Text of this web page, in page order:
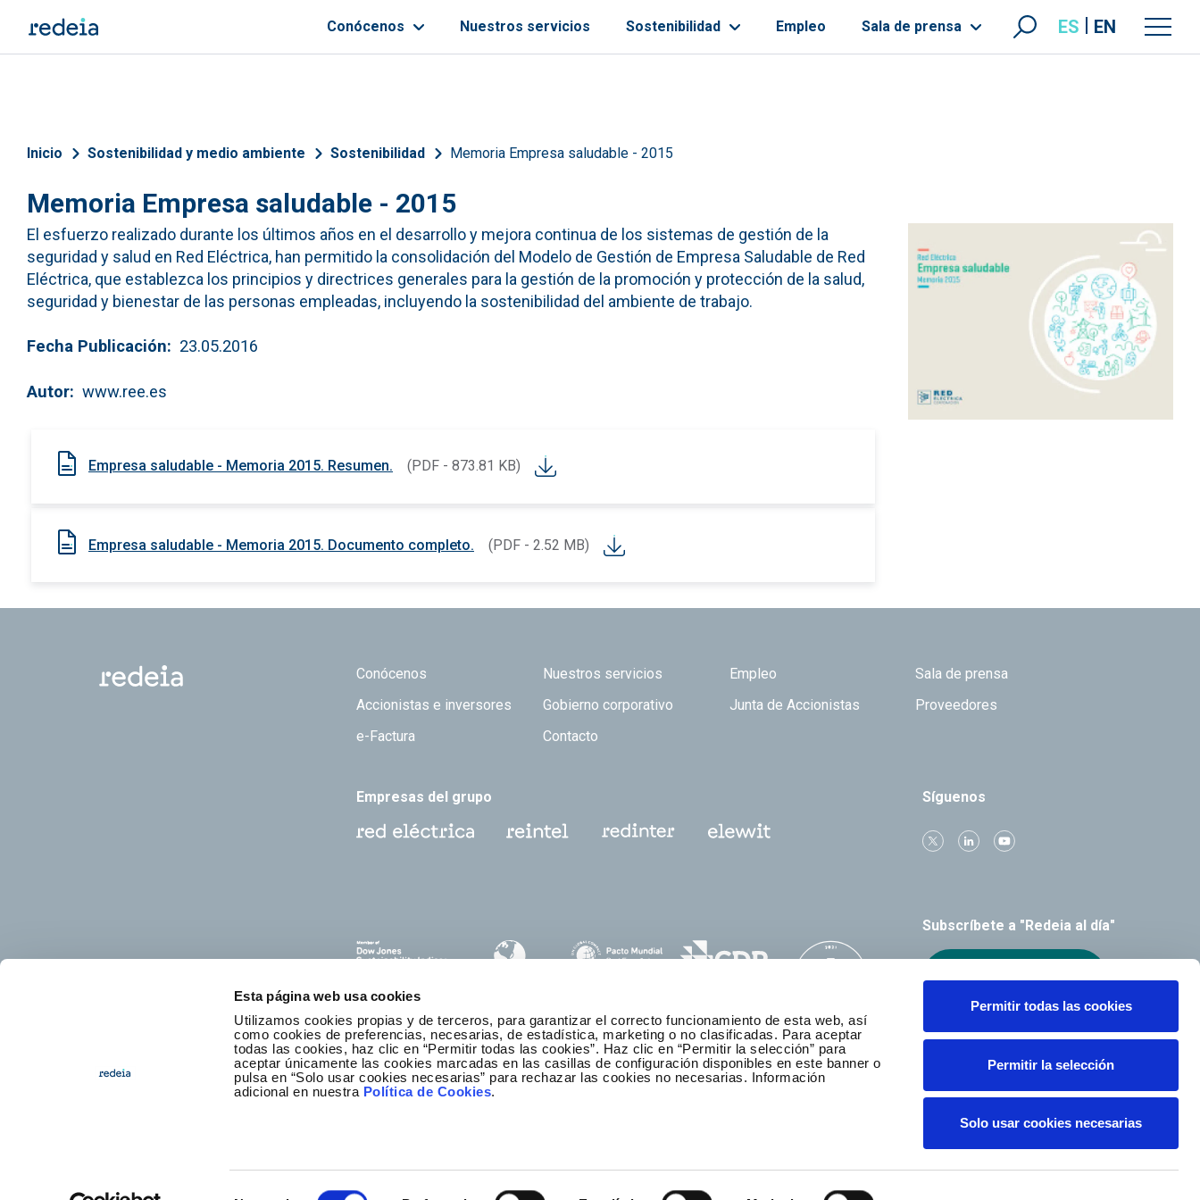
Esta página web usa cookies
Utilizamos cookies propias y de terceros, para garantizar el correcto funcionamiento de esta web, así
como cookies de preferencias, necesarias, de estadística, marketing o no clasificadas. Para aceptar
todas las cookies, haz clic en “Permitir todas las cookies”. Haz clic en “Permitir la selección” para
aceptar únicamente las cookies marcadas en las casillas de configuración disponibles en este banner o
pulsa en “Solo usar cookies necesarias” para rechazar las cookies no necesarias. Información
adicional en nuestra Política de Cookies.
Permitir todas las cookies
Permitir la selección
Solo usar cookies necesarias
Conócenos Nuestros servicios Sostenibilidad Empleo Sala de prensa ES EN
Sobrescribir enlaces de ayuda a la navegación
Inicio Sostenibilidad y medio ambiente Sostenibilidad Memoria Empresa saludable - 2015
Memoria Empresa saludable - 2015
El esfuerzo realizado durante los últimos años en el desarrollo y mejora continua de los sistemas de gestión de la
seguridad y salud en Red Eléctrica, han permitido la consolidación del Modelo de Gestión de Empresa Saludable de Red
Eléctrica, que establezca los principios y directrices generales para la gestión de la promoción y protección de la salud,
seguridad y bienestar de las personas empleadas, incluyendo la sostenibilidad del ambiente de trabajo.
Fecha Publicación 23.05.2016
Autor www.ree.es
Empresa saludable - Memoria 2015. Resumen. (PDF - 873.81 KB)
Empresa saludable - Memoria 2015. Documento completo. (PDF - 2.52 MB)
Footer TOP
Conócenos Nuestros servicios Empleo
Sala de prensa
Accionistas e inversores
Gobierno corporativo Junta de Accionistas
Proveedores
e-Factura
Contacto
Empresas del grupo Síguenos
Subscríbete a "Redeia al día"
Recibe el boletín
Canal ético y de cumplimiento